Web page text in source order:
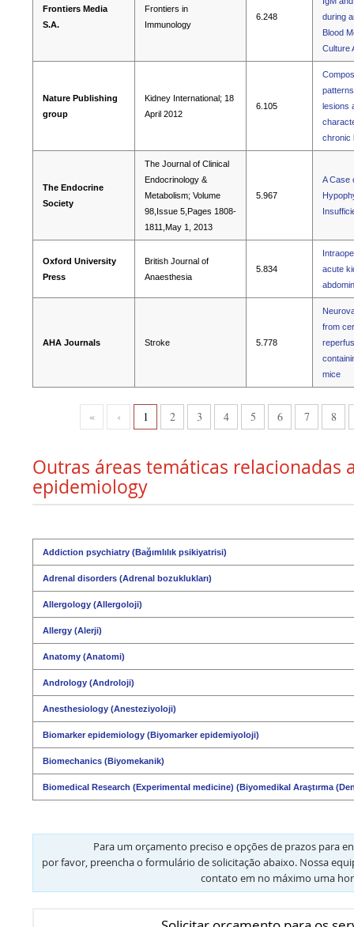
Frontiers Media
S.A.
Frontiers in
Immunology
6.248
during
Blood
Culture
Nature Publishing
group
Kidney International; 18
April 2012
6.105
lesions
chronic
The Endocrine
Society
The Journal of Clinical
Endocrinology &
Metabolism; Volume
98,Issue 5,Pages 1808-
1811,May 1, 2013
5.967
A Case
Oxford University
Press
British Journal of
Anaesthesia
5.834
acute
AHA Journals Stroke 5.778
from
mice
« ‹ 1 2 3 4 5 6 7 8
Outras áreas temáticas relacionadas
epidemiology
Addiction psychiatry (Bağımlılık psikiyatrisi)
Adrenal disorders (Adrenal bozuklukları)
Allergology (Allergoloji)
Allergy (Alerji)
Anatomy (Anatomi)
Andrology (Androloji)
Anesthesiology (Anesteziyoloji)
Biomarker epidemiology (Biyomarker epidemiyoloji)
Biomechanics (Biyomekanik)
Biomedical Research (Experimental medicine) (Biyomedikal Araştırma
Para um orçamento preciso e opções de prazos para
por favor, preencha o formulário de solicitação abaixo. Nossa
contato em no máximo uma